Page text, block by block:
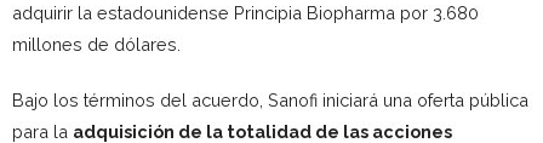
adquirir la estadounidense Principia Biopharma por 3.680
millones de dólares.
Bajo los términos del acuerdo, Sanofi iniciará una oferta pública
para la adquisición de la totalidad de las acciones